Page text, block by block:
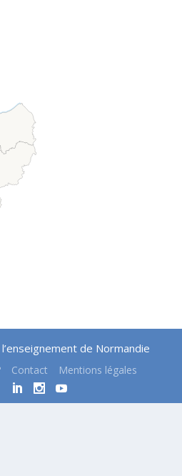
de Normandie
Contact Mentions légales